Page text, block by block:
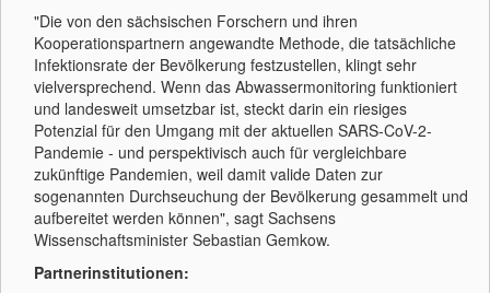
"Die von den sächsischen Forschern und ihren
Kooperationspartnern angewandte Methode, die tatsächliche
Infektionsrate der Bevölkerung festzustellen, klingt sehr
vielversprechend. Wenn das Abwassermonitoring funktioniert
und landesweit umsetzbar ist, steckt darin ein riesiges
Potenzial für den Umgang mit der aktuellen SARS-CoV-2-
Pandemie - und perspektivisch auch für vergleichbare
zukünftige Pandemien, weil damit valide Daten zur
sogenannten Durchseuchung der Bevölkerung gesammelt und
aufbereitet werden können", sagt Sachsens
Wissenschaftsminister Sebastian Gemkow.
Partnerinstitutionen: